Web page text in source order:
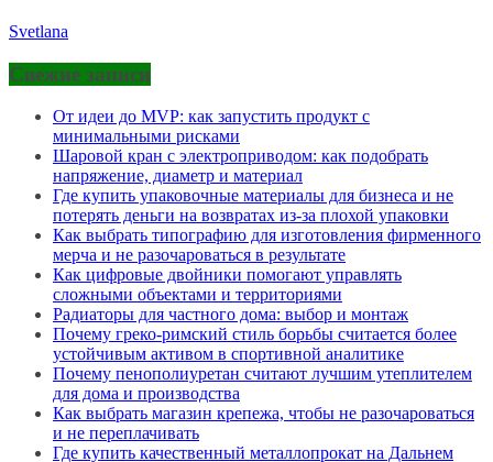
Svetlana
Свежие записи
От идеи до MVP: как запустить продукт с
минимальными рисками
Шаровой кран с электроприводом: как подобрать
напряжение, диаметр и материал
Где купить упаковочные материалы для бизнеса и не
потерять деньги на возвратах из-за плохой упаковки
Как выбрать типографию для изготовления фирменного
мерча и не разочароваться в результате
Как цифровые двойники помогают управлять
сложными объектами и территориями
Радиаторы для частного дома: выбор и монтаж
Почему греко-римский стиль борьбы считается более
устойчивым активом в спортивной аналитике
Почему пенополиуретан считают лучшим утеплителем
для дома и производства
Как выбрать магазин крепежа, чтобы не разочароваться
и не переплачивать
Где купить качественный металлопрокат на Дальнем